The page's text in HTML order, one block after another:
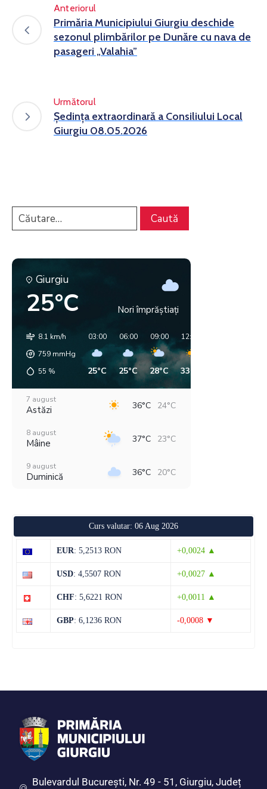
Anteriorul
Primăria Municipiului Giurgiu deschide
sezonul plimbărilor pe Dunăre cu nava de
pasageri „Valahia”
Următorul
Ședința extraordinară a Consiliului Local
Giurgiu 08.05.2026
Giurgiu
25°C Nori împrăștiați
8.1 km/h
759 mmHg
55 %
03:00
25°C
06:00
25°C
09:00
28°C
12:00
33°C
7 august
Astăzi 36°C 24°C
8 august
Mâine 37°C 23°C
9 august
Duminică 36°C 20°C
38°C 21°C
Miercuri
13 august
Curs valutar: 06 Aug 2026
EUR: 5,2513 RON +0,0024 ▲
USD: 4,5507 RON +0,0027 ▲
CHF: 5,6221 RON +0,0011 ▲
GBP: 6,1236 RON -0,0008 ▼
Bulevardul Bucureşti, Nr. 49 - 51, Giurgiu, Județ